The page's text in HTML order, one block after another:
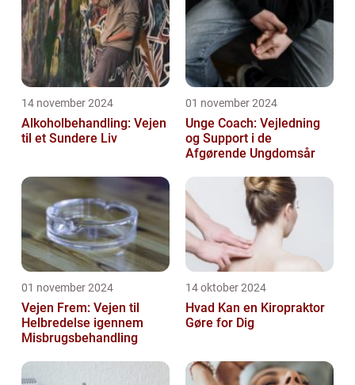
14 november 2024
Alkoholbehandling: Vejen
til et Sundere Liv
01 november 2024
Unge Coach: Vejledning
og Support i de
Afgørende Ungdomsår
01 november 2024
Vejen Frem: Vejen til
Helbredelse igennem
Misbrugsbehandling
14 oktober 2024
Hvad Kan en Kiropraktor
Gøre for Dig